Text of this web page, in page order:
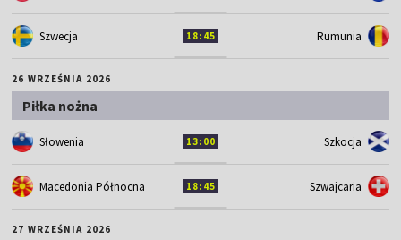
Szwecja 18:45 Rumunia
26 WRZEŚNIA 2026
Piłka nożna
Słowenia 13:00 Szkocja
Macedonia Północna 18:45 Szwajcaria
27 WRZEŚNIA 2026